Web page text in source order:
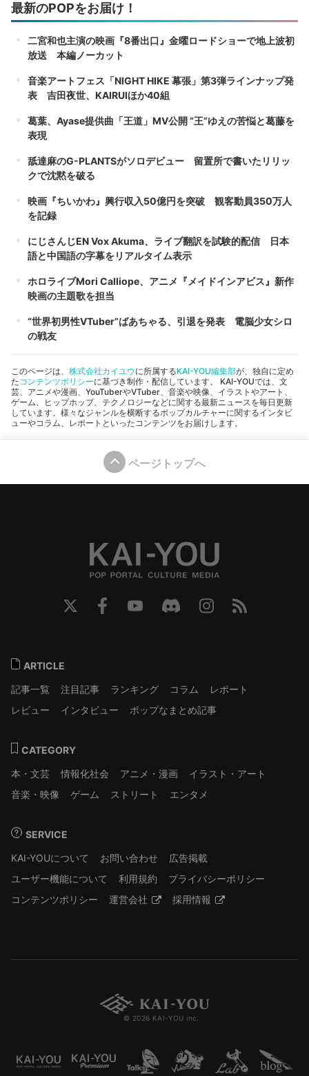
最新のPOPをお届け！
二宮和也主演の映画『8番出口』金曜ロードショーで地上波初
放送 本編ノーカット
音楽アートフェス「NIGHT HIKE 幕張」第3弾ラインナップ発
表 吉田夜世、KAIRUIほか40組
葛葉、Ayase提供曲「王道」MV公開 “王”ゆえの苦悩と葛藤を
表現
舐達麻のG-PLANTSがソロデビュー 留置所で書いたリリッ
クで沈黙を破る
映画『ちいかわ』興行収入50億円を突破 観客動員350万人
を記録
にじさんじEN Vox Akuma、ライブ翻訳を試験的配信 日本
語と中国語の字幕をリアルタイム表示
ホロライブMori Calliope、アニメ『メイドインアビス』新作
映画の主題歌を担当
“世界初男性VTuber”ばあちゃる、引退を発表 電脳少女シロ
の戦友
このページは、 株式会社カイユウに所属するKAI-YOU編集部が、独自に定め
たコンテンツポリシーに基づき制作・配信しています。 KAI-YOUでは、文
芸、アニメや漫画、YouTuberやVTuber、音楽や映像、イラストやアート、
ゲーム、ヒップホップ、テクノロジーなどに関する最新ニュースを毎日更新
しています。様々なジャンルを横断するポップカルチャーに関するインタビ
ューやコラム、レポートといったコンテンツをお届けします。
ページトップへ
ARTICLE
記事一覧
注目記事 ランキング コラム
レポート
レビュー
インタビュー ポップなまとめ記事
CATEGORY
本・文芸
情報化社会 アニメ・漫画
イラスト・アート
音楽・映像
ゲーム ストリート エンタメ
SERVICE
KAI-YOUについて
お問い合わせ
広告掲載
ユーザー機能について
利用規約
プライバシーポリシー
コンテンツポリシー
運営会社 採用情報
© 2026 KAI-YOU inc.